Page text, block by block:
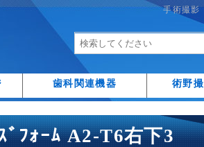
手術撮影
歯科関連機器 術野
ﾞﾌｫｰﾑ A2-T6右下3